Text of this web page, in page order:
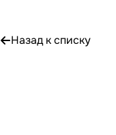
Назад к списку